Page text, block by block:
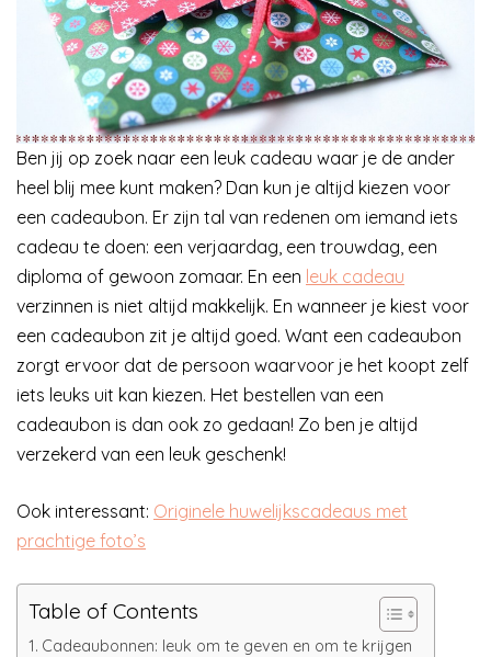
Ben jij op zoek naar een leuk cadeau waar je de ander
heel blij mee kunt maken? Dan kun je altijd kiezen voor
een cadeaubon. Er zijn tal van redenen om iemand iets
cadeau te doen: een verjaardag, een trouwdag, een
diploma of gewoon zomaar. En een leuk cadeau
verzinnen is niet altijd makkelijk. En wanneer je kiest voor
een cadeaubon zit je altijd goed. Want een cadeaubon
zorgt ervoor dat de persoon waarvoor je het koopt zelf
iets leuks uit kan kiezen. Het bestellen van een
cadeaubon is dan ook zo gedaan! Zo ben je altijd
verzekerd van een leuk geschenk!
Ook interessant: Originele huwelijkscadeaus met
prachtige foto’s
Table of Contents
Cadeaubonnen: leuk om te geven en om te krijgen